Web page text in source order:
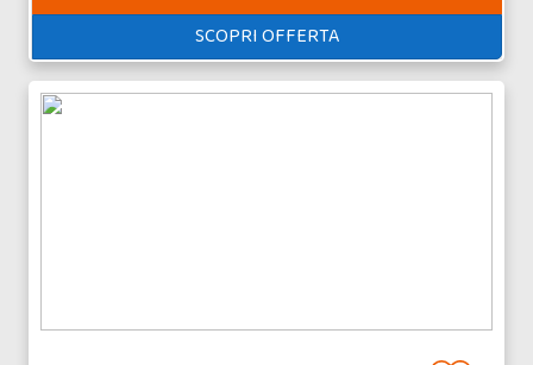
SCOPRI OFFERTA